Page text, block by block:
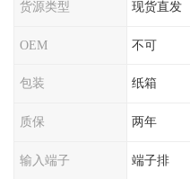
货源类型 现货直发
OEM 不可
包装 纸箱
质保 两年
输入端子 端子排